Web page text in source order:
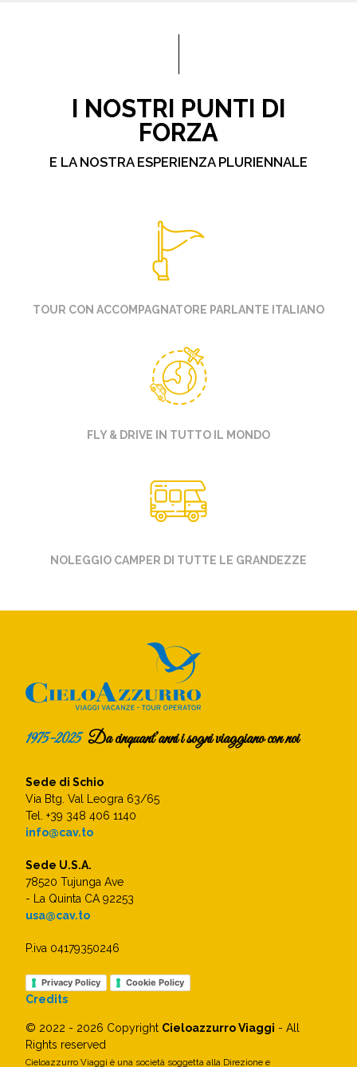
I NOSTRI PUNTI DI
FORZA
E LA NOSTRA ESPERIENZA PLURIENNALE
TOUR CON ACCOMPAGNATORE PARLANTE ITALIANO
FLY & DRIVE IN TUTTO IL MONDO
NOLEGGIO CAMPER DI TUTTE LE GRANDEZZE
1975-2025Da cinquant’anni i sogni viaggiano con noi
Sede di Schio
Via Btg. Val Leogra 63/65
Tel. +39 348 406 1140
info@cav.to
Sede U.S.A.
78520 Tujunga Ave
- La Quinta CA 92253
usa@cav.to
P.iva 04179350246
Privacy Policy Cookie Policy
Credits
© 2022 - 2026 Copyright Cieloazzurro Viaggi - All
Rights reserved
Cieloazzurro Viaggi è una società soggetta alla Direzione e